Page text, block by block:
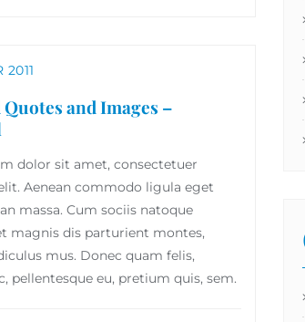
2011
and Images –
dolor sit amet, consectetuer
Aenean commodo ligula eget
massa. Cum sociis natoque
magnis dis parturient montes,
mus. Donec quam felis,
pellentesque eu, pretium quis, sem.